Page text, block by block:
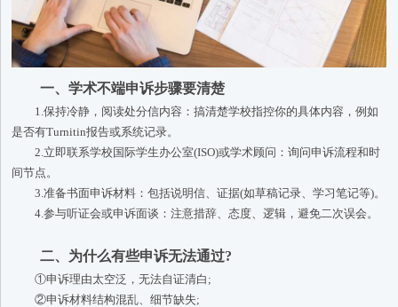
一、学术不端申诉步骤要清楚
1.保持冷静，阅读处分信内容：搞清楚学校指控你的具体内容，例如
是否有Turnitin报告或系统记录。
2.立即联系学校国际学生办公室(ISO)或学术顾问：询问申诉流程和时
间节点。
3.准备书面申诉材料：包括说明信、证据(如草稿记录、学习笔记等)。
4.参与听证会或申诉面谈：注意措辞、态度、逻辑，避免二次误会。
二、为什么有些申诉无法通过?
①申诉理由太空泛，无法自证清白;
②申诉材料结构混乱、细节缺失;